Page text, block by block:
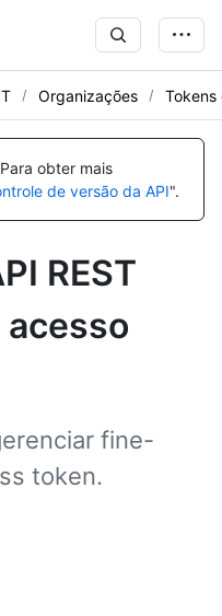
Organizações Tokens
Para obter mais
de versão da API".
REST
fine-
token.